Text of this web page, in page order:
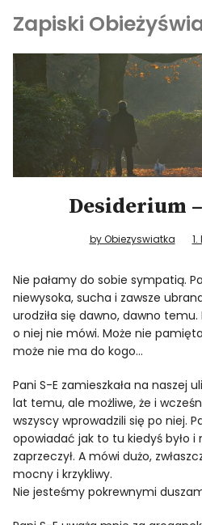
Zapiski
Podróże
Kultura i sztuka
Kątem oka
O-fiszki
Niezwyczajne ściany
Dom na kółkach
Desiderium
by Obiezyswiatka
Nie pałamy do sobie sympatią.
niewysoka, sucha i zawsze
urodziła się dawno, dawno temu.
o niej nie mówi. Może nie
może nie ma do kogo…
Pani S-E zamieszkała na naszej
lat temu, ale możliwe, że i
wszyscy wprowadzili się po niej.
opowiadać jak to tu kiedyś było i
zaprzeczył. A mówi dużo,
mocny i krzykliwy.
Nie jesteśmy pokrewnymi